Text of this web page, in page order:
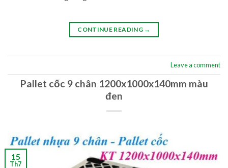
CONTINUE READING →
Leave a comment
Pallet cốc 9 chân 1200x1000x140mm màu
đen
15
Th7